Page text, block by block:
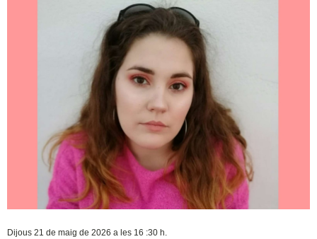
Dijous 21 de maig de 2026 a les 16 :30 h.